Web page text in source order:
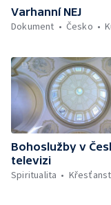
Varhanní NEJ
Dokument
Česko
Bohoslužby v
televizi
Spiritualita